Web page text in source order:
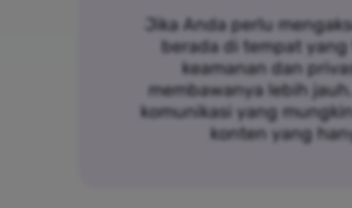
Jika Anda perlu
berada di tempat
keamanan dan
membawanya lebih
komunikasi yang
konten yang